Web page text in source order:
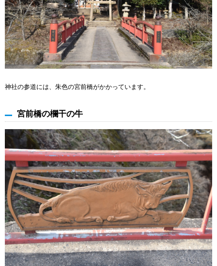
神社の参道には、朱色の宮前橋がかかっています。
宮前橋の欄干の牛